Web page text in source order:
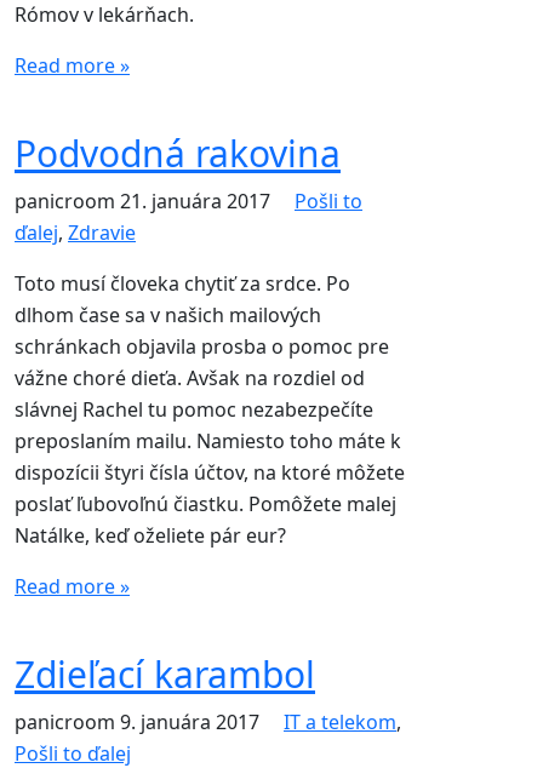
Rómov v lekárňach.
Read more »
Podvodná rakovina
panicroom 21. januára 2017
Pošli to
ďalej, Zdravie
Toto musí človeka chytiť za srdce. Po
dlhom čase sa v našich mailových
schránkach objavila prosba o pomoc pre
vážne choré dieťa. Avšak na rozdiel od
slávnej Rachel tu pomoc nezabezpečíte
preposlaním mailu. Namiesto toho máte k
dispozícii štyri čísla účtov, na ktoré môžete
poslať ľubovoľnú čiastku. Pomôžete malej
Natálke, keď oželiete pár eur?
Read more »
Zdieľací karambol
panicroom 9. januára 2017 IT a telekom,
Pošli to ďalej